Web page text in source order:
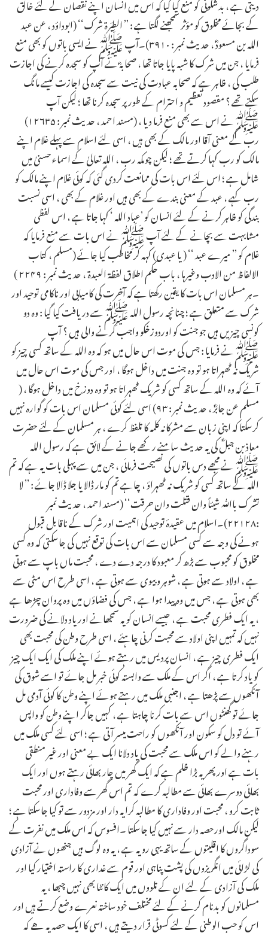
کے بجائے مخلوق کو مؤثر سمجھنے لگتا ہے : ’’ الطِیَرۃ شرک‘‘ (ابوداؤد ، عن عبد
اللہ بن مسعودؓ ، حدیث نمبر : ۳۹۱۰)۔آپ ﷺنے ایسی باتوں کو بھی منع
فرمایا ، جن میں شرک کا شبہ پایا جاتا تھا ، صحابہؓ نے آپ کو سجدہ کرنے کی اجازت
طلب کی ، ظاہر ہے کہ صحابہ عبادت کی نیت سے سجدہ کی اجازت کیسے مانگ
سکتے تھے ؟ مقصود تعظیم و احترام کے طورپر سجدہ کرنا تھا ؛ لیکن آپ
ﷺنے اس سے بھی منع فرما دیا ، (مسند احمد ، حدیث نمبر : ۱۲۶۳۵)
رب کے معنی آقا اور مالک کے بھی ہیں ، اسی لئے اسلام سے پہلے غلام اپنے
مالک کو رب کہا کرتے تھے ؛ لیکن چوںکہ رب ، اللہ تعالیٰ کے اسماء حسنیٰ میں
شامل ہے ؛ اس لئے اس بات کی ممانعت کردی گئی کہ کوئی غلام اپنے مالک کو
رب کہے ، عبد کے معنی بندے کے بھی ہیں اور غلام کے بھی ، اسی نسبت
بندگی کو ظاہر کرنے کے لئے انسان کو ’عباد اللہ ‘ کہا جاتا ہے ، اس لفظی
مشابہت سے بچانے کے لئے آپ ﷺنے اس بات سے منع فرمایا کہ
غلام کو ’’ میرے عبد ‘‘ ( یا عبدی) کہہ کر مخاطب کیا جائے (مسلم ، کتاب
الالفاظ من الادب وغیرہا ، باب حکم اطلاق لفظۃ العبدۃ ، حدیث نمبر : ۲۲۴۹ )
۔ہر مسلمان اس بات کا یقین رکھتا ہے کہ آخرت کی کامیابی اور ناکامی توحید اور
شرک سے متعلق ہے ؛ چنانچہ رسول اللہ ﷺسے دریافت کیا گیا : وہ دو
کونسی چیزیں ہیں جو جنت کو اوردوزخکو واجب کرنے والی ہیں ؟ آپ
ﷺنے فرمایا : جس کی موت اس حال میں ہو کہ وہ اللہ کے ساتھ کسی چیز کو
شریک نہ ٹھہراتا ہو تو وہ جنت میں داخل ہوگا ، اور جس کی موت اس حال میں
آئے کہ وہ اللہ کے ساتھ کسی کو شریک ٹھہراتا ہو تو وہ دوزخ میں داخل ہوگا ، (
مسلم عن جابرؓ ، حدیث نمبر : ۹۳) اسی لئے کوئی مسلمان اس بات کو گوارہ نہیں
کرسکتا کہ اپنی زبان سے مشرکانہ کلمہ کا تلفظ کرے ، ہر مسلمان کے لئے حضرت
معاذ بن جبلؓ کی یہ حدیث سامنے رکھے جانے کے لائق ہے کہ رسول اللہ
ﷺنے مجھے دس باتوں کی نصیحت فرمائی ، جن میں سے پہلی بات یہ ہے کہ تم
اللہ کے ساتھ کسی کو شریک نہ ٹھہراؤ ، چاہے تم کو مار ڈالا یا جلا ڈالا جائے : ’’ لا
تشرک باﷲ شیئاً وان قتلت وان حرقت‘‘ (مسند احمد ، حدیث نمبر
:۲۲۱۲۸)۔اسلام میں عقیدۂ توحید کی اہمیت اور شرک کے ناقابل قبول
ہونے کی وجہ سے کسی مسلمان سے اس بات کی توقع نہیں کی جاسکتی کہ وہ کسی
مخلوق کو محبوب سے بڑھ کر معبود کا درجہ دے دے ، محبت ماں باپ سے ہوتی
ہے ، اولاد سے ہوتی ہے ، شوہر و بیوی سے ہوتی ہے ، اسی طرح اس مٹی سے
بھی ہوتی ہے ، جس میں وہ پیدا ہوا ہے ، جس کی فضاؤں میں وہ پروان چڑھا ہے
، یہ ایک فطری محبت ہے ، جیسے انسان کو یہ سمجھانے اور یاد دلانے کی ضرورت
نہیں کہ تمہیں اپنی اولاد سے محبت کرنی چاہئے ، اسی طرح وطن کی محبت بھی
ایک فطری چیز ہے ، انسان پردیس میں رہتے ہوئے اپنے ملک کی ایک ایک چیز
کو یاد کرتا ہے ، اگر اس کے ملک سے وابستہ کوئی خبر مل جائے تو اسے شوق کی
آنکھوں سے پڑھتا ہے ، اجنبی ملک میں رہتے ہوئے اپنے وطن کا کوئی آدمی مل
جائے تو گھنٹوں اس سے بات کرنا چاہتا ہے ، کہیں جاکر اپنے وطن کو واپس
آئے تو دل کو سکون اور آنکھوں کو راحت میسر آتی ہے ؛ اسی لئے کسی ملک میں
رہنے والے کو اس ملک سے محبت کی یاد دلانا ایک بے معنی اور غیر منطقی
بات ہے اور پھر یہ بڑا ظلم ہے کہ ایک گھر میں چار بھائی رہتے ہوں اور ایک
بھائی دوسرے بھائی سے مطالبہ کرے کہ تم اس گھر سے وفاداری اور محبت
ثابت کرو ، محبت اور وفاداری کا مطالبہ کرایہ دار اور مزدور سے تو کیا جاسکتا ہے ؛
لیکن مالک اورحصہ دار سے نہیں کیا جاسکتا ۔افسوس کہ اس ملک میں نفرت کے
سوداگروں کا اقلیتوں کے ساتھ یہی رویہ ہے ، یہ وہ لوگ ہیں جنھوں نے آزادی
کی لڑائی میں انگریزوں کی پشت پناہی اور قوم سے غداری کا راستہ اختیار کیا اور
ملک کی آزادی کے لئے ان کے تلووں میں ایک کانٹا بھی نہیں چبھا ، یہ
مسلمانوں کو بدنام کرنے کے لئے مختلف خود ساختہ نعرے وضع کرتے ہیں اور
اس کو حب الوطنی کے لئے کسوٹی قرار دیتے ہیں ، اسی كا ایك حصه یه هے كه